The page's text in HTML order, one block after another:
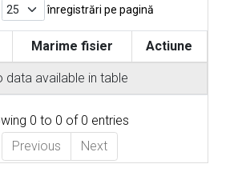
înregistrări pe pagină
Marime fisier Actiune
data available in table
0 to 0 of 0 entries
Previous
Next